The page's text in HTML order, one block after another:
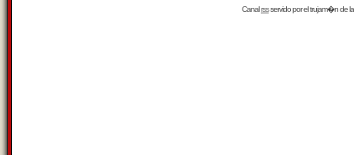
Canalrssservido por eltrujam�nde